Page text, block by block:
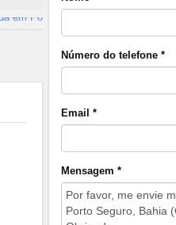
Número do telefone *
Email *
Mensagem *